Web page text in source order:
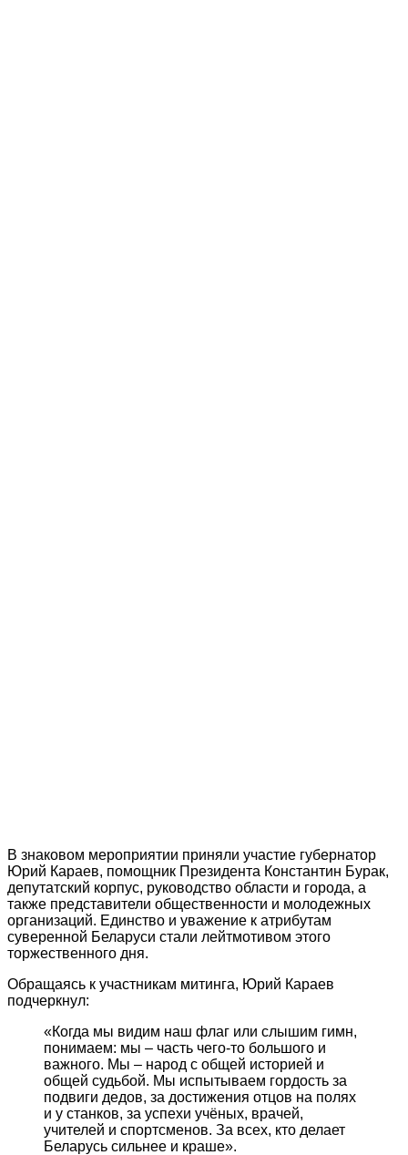
В знаковом мероприятии приняли участие губернатор
Юрий Караев, помощник Президента Константин Бурак,
депутатский корпус, руководство области и города, а
также представители общественности и молодежных
организаций. Единство и уважение к атрибутам
суверенной Беларуси стали лейтмотивом этого
торжественного дня.
Обращаясь к участникам митинга, Юрий Караев
подчеркнул:
«Когда мы видим наш флаг или слышим гимн,
понимаем: мы – часть чего‑то большого и
важного. Мы – народ с общей историей и
общей судьбой. Мы испытываем гордость за
подвиги дедов, за достижения отцов на полях
и у станков, за успехи учёных, врачей,
учителей и спортсменов. За всех, кто делает
Беларусь сильнее и краше».